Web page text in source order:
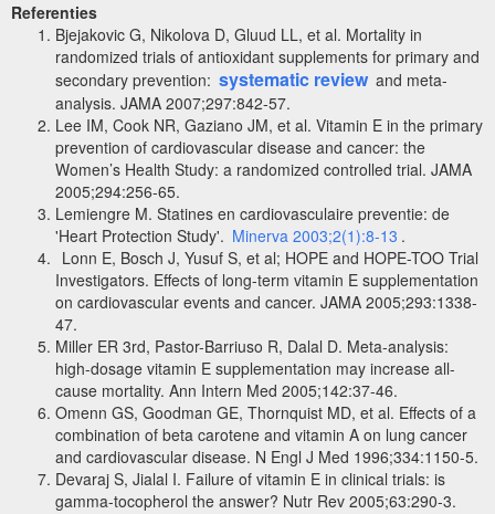
Referenties
Bjejakovic G, Nikolova D, Gluud LL, et al. Mortality in
randomized trials of antioxidant supplements for primary and
secondary prevention: systematic review and meta-
analysis. JAMA 2007;297:842-57.
Lee IM, Cook NR, Gaziano JM, et al. Vitamin E in the primary
prevention of cardiovascular disease and cancer: the
Women’s Health Study: a randomized controlled trial. JAMA
2005;294:256-65.
Lemiengre M. Statines en cardiovasculaire preventie: de
'Heart Protection Study'. Minerva 2003;2(1):8-13 .
Lonn E, Bosch J, Yusuf S, et al; HOPE and HOPE-TOO Trial
Investigators. Effects of long-term vitamin E supplementation
on cardiovascular events and cancer. JAMA 2005;293:1338-
47.
Miller ER 3rd, Pastor-Barriuso R, Dalal D. Meta-analysis:
high-dosage vitamin E supplementation may increase all-
cause mortality. Ann Intern Med 2005;142:37-46.
Omenn GS, Goodman GE, Thornquist MD, et al. Effects of a
combination of beta carotene and vitamin A on lung cancer
and cardiovascular disease. N Engl J Med 1996;334:1150-5.
Devaraj S, Jialal I. Failure of vitamin E in clinical trials: is
gamma-tocopherol the answer? Nutr Rev 2005;63:290-3.